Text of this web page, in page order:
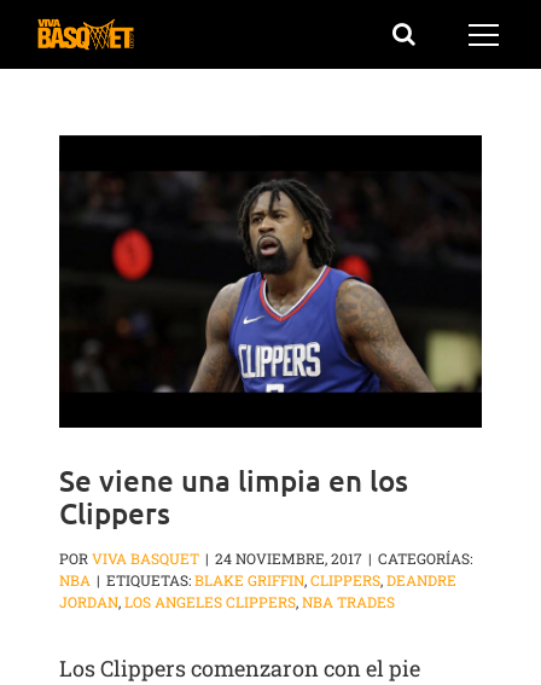
Saltar
Se viene una limpia en los
Clippers
PORVIVA BASQUET | 24 NOVIEMBRE, 2017 | CATEGORÍAS:
NBA | ETIQUETAS:BLAKE GRIFFIN,CLIPPERS,DEANDRE
JORDAN,LOS ANGELES CLIPPERS,NBA TRADES
Los Clippers comenzaron con el pie